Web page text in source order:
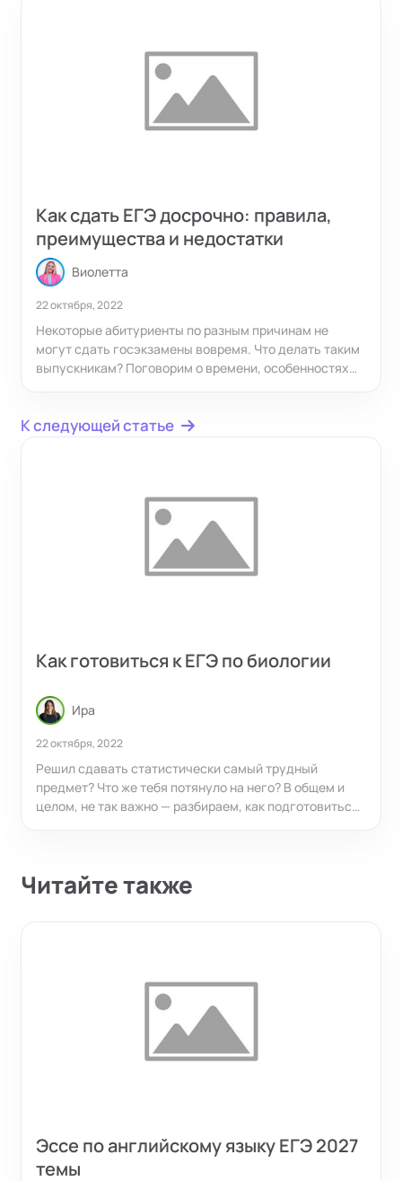
Как сдать ЕГЭ досрочно: правила,
преимущества и недостатки
Виолетта
22 октября, 2022
Некоторые абитуриенты по разным причинам не
могут сдать госэкзамены вовремя. Что делать таким
выпускникам? Поговорим о времени, особенностях
К следующей статье
Как готовиться к ЕГЭ по биологии
Ира
22 октября, 2022
Решил сдавать статистически самый трудный
предмет? Что же тебя потянуло на него? В общем и
целом, не так важно — разбираем, как подготовиться
Читайте также
Эссе по английскому языку ЕГЭ 2027
темы